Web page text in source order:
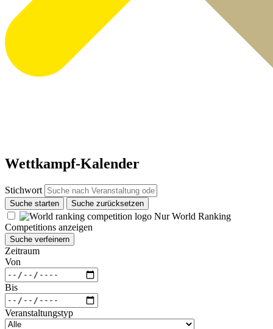
Wettkampf-Kalender
Stichwort
Suche starten Suche zurücksetzen
Nur World Ranking
Competitions anzeigen
Suche verfeinern
Zeitraum
Von
Bis
Veranstaltungstyp